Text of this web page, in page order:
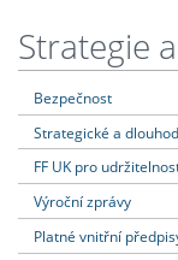
Strategie
Bezpečnost
Strategické a
FF UK pro
Výroční zprávy
Platné vnitřní